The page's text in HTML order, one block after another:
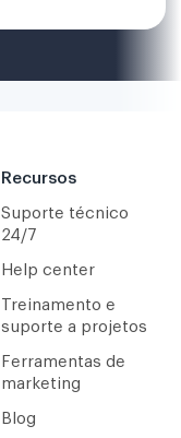
Recursos
Suporte técnico
24/7
Help center
Treinamento e
suporte a projetos
Ferramentas de
marketing
Blog